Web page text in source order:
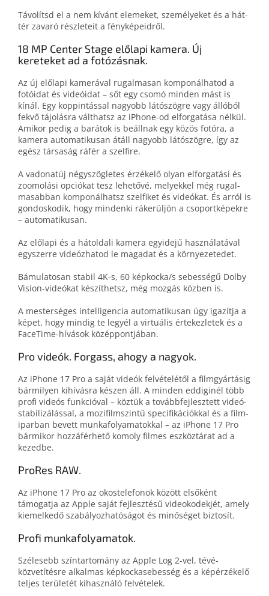
Távolítsd el a nem kívánt elemeket, személyeket és a hát­
tér zavaró részleteit a fény­képeidről.
18 MP Center Stage előlapi kamera. Új
kereteket ad a fotózásnak.
Az új elő­lapi kamerá­val rugal­ma­san kompo­nál­ha­tod a
fotó­i­dat és videó­i­dat – sőt egy csomó minden mást is
kínál. Egy koppin­tás­sal nagyobb látó­szög­re vagy álló­ból
fekvő tájolás­ra vált­hatsz az iPhone-od elforga­tá­sa nélkül.
Amikor pedig a barátok is be­áll­nak egy közös fotó­ra, a
kamera auto­mati­ku­san át­áll nagyobb látó­szög­re, így az
egész társa­ság rá­fér a szelfire.
A vadonatúj négy­szögletes érzékelő olyan el­forgatási és
zoom­olási opciókat tesz lehe­tő­vé, melyekkel még rugal­
ma­sab­ban kom­po­nál­hatsz szelfi­ket és videókat. És arról is
gondos­ko­dik, hogy mindenki rá­kerüljön a csoport­képekre
– automatikusan.
Az elő­lapi és a hát­oldali kamera egy­idejű használa­tával
egy­szerre videóz­ha­tod le magadat és a környezetedet.
Bámulatosan stabil 4K‑s, 60 képkocka/s sebességű Dolby
Vision-videókat készít­hetsz, még mozgás közben is.
A mesterséges intelligencia automatikusan úgy igazítja a
képet, hogy mindig te legyél a virtuális értekez­le­tek és a
FaceTime-hívások közép­pontjában.
Pro videók. Forgass, ahogy a nagyok.
Az iPhone 17 Pro a saját videók ­fel­vételé­től a film­gyártásig
bár­milyen ki­hívásra készen áll. A minden eddi­ginél több
profi videós funkció­val – köztük a tovább­fejlesztett videó­
stabilizálás­sal, a mozi­film­szintű speci­fi­ká­ciók­kal és a film­
ipar­ban bevett munka­folyamatok­kal – az iPhone 17 Pro
bár­mikor hozzá­fér­hető komoly filmes eszköz­tárat ad a
kezedbe.
ProRes RAW.
Az iPhone 17 Pro az okos­telefonok között első­ként
támogatja az Apple saját fej­lesz­tésű video­kodek­jét, amely
kiemel­ke­dő szabályoz­ha­tó­ságot és minőséget biztosít.
Profi munka­folyamatok.
Szélesebb szín­tartomány az Apple Log 2-vel, tévé­
közvetítés­re alkal­mas kép­kocka­sebesség és a kép­érzékelő
teljes területét kihasználó felvételek.